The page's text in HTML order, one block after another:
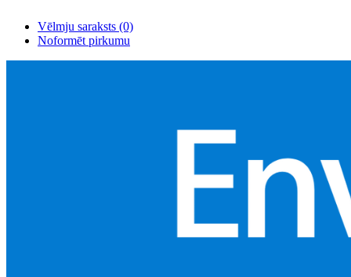
Vēlmju saraksts (0)
Noformēt pirkumu